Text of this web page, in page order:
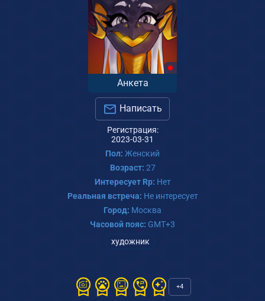
Анкета
Написать
Регистрация:
2023-03-31
Пол: Женский
Возраст: 27
Интересует Rp: Нет
Реальная встреча: Не интересует
Город: Москва
Часовой пояс: GMT+3
художник
+4